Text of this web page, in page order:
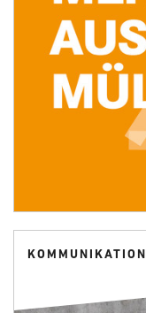
KOMMUNIKATION